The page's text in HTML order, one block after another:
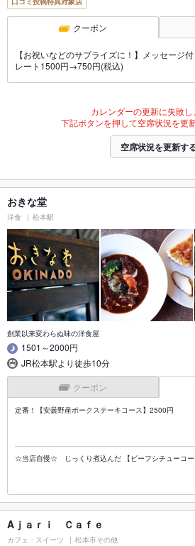
クーポン
【お祝いなどのサプライズに！】メッセージ
レート1500円→750円(税込)
カレンダーの更新に失敗し
下記ボタンを押して空席状況を更
空席状況を更新す
おきな堂
洋食 松本駅
創業以来変わらぬ味の洋食屋
1501～2000円
JR松本駅より徒歩10分
クーポン
定番！【安曇野産ポークステーキコース】2500円
☆当店自慢☆ じっくり煮込んだ 【ビーフシチューコ
Aｊａｒｉ Ｃａｆｅ
カフェ・スイーツ 松本市その他